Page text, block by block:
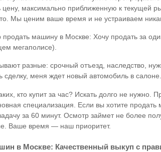
цену, максимально приближенную к текущей
Мы ценим ваше время и не устраиваем
продать машину в Москве: Хочу продать за
мегаполисе).
разные: срочный отъезд, наследство,
сделку, меня ждет новый автомобиль в
кто купит за час? Искать долго не
специализация. Если вы хотите продать
за 60 минут. Осмотр займет не более
Ваше время — наш приоритет.
в Москве: Качественный выкуп с